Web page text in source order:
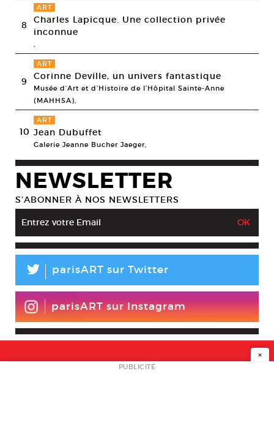
8
ART
Charles Lapicque. Une collection privée
inconnue
9
ART
Corinne Deville, un univers fantastique
Musée d’Art et d’Histoire de l’Hôpital Sainte-Anne
(MAHHSA),
10
ART
Jean Dubuffet
Galerie Jeanne Bucher Jaeger,
NEWSLETTER
S’ABONNER À NOS NEWSLETTERS
L parisART sur Twitter
parisART sur Instagram
NEWSLETTER
×
PUBLICITÉ